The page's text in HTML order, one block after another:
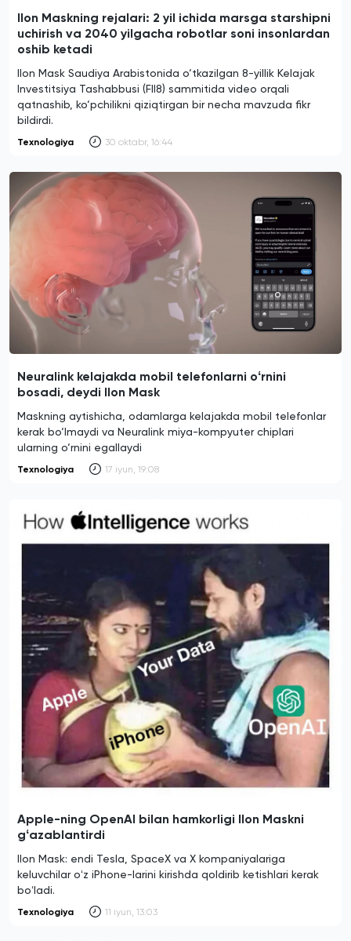
Ilon Maskning rejalari: 2 yil ichida marsga starshipni
uchirish va 2040 yilgacha robotlar soni insonlardan
oshib ketadi
Ilon Mask Saudiya Arabistonida o‘tkazilgan 8-yillik Kelajak
Investitsiya Tashabbusi (FII8) sammitida video orqali
qatnashib, ko‘pchilikni qiziqtirgan bir necha mavzuda fikr
bildirdi.
Texnologiya 30 oktabr, 16:44
Neuralink kelajakda mobil telefonlarni oʻrnini
bosadi, deydi Ilon Mask
Maskning aytishicha, odamlarga kelajakda mobil telefonlar
kerak bo‘lmaydi va Neuralink miya-kompyuter chiplari
ularning o‘rnini egallaydi
Texnologiya 17 iyun, 19:08
Apple-ning OpenAI bilan hamkorligi Ilon Maskni
gʻazablantirdi
Ilon Mask: endi Tesla, SpaceX va X kompaniyalariga
keluvchilar oʻz iPhone-larini kirishda qoldirib ketishlari kerak
boʻladi.
Texnologiya 11 iyun, 13:03